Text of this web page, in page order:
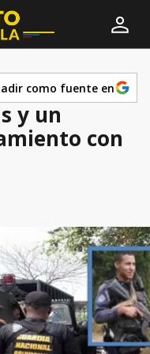
como fuente en
y un
con